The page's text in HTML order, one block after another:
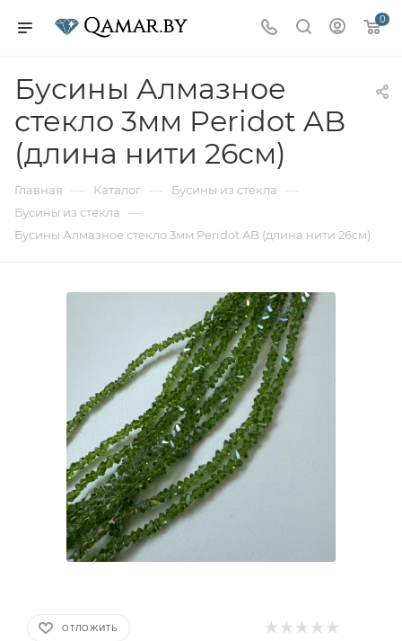
0
Бусины Алмазное
стекло 3мм Peridot AB
(длина нити 26см)
Главная — Каталог — Бусины из стекла —
Бусины из стекла —
Бусины Алмазное стекло 3мм Peridot AB (длина нити 26см)
ОТЛОЖИТЬ